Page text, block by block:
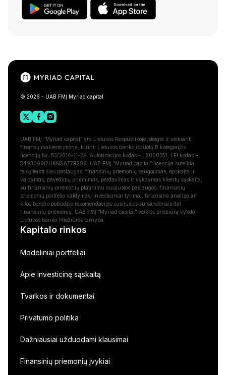
© 2026 - UAB FMĮ Myriad capital
UAB FMĮ “Myriad capital” yra Lietuvos Respublikoje įsteigta ir veikianti
finansų maklerio įmonė, turinti Lietuvos banko išduotą B kategorijos
licenciją Nr.:B3/2016-11-29. Autorizacijos kodas – LB000351, LEI kodas –
5493009I2UKNSA77R396. UAB FMĮ “Myriad capital” licencija suteikia
teisę teikti šias paslaugas: finansinių priemonių saugojimas, apskaita ir
valdymas, pavedimų priėmimas, perdavimas ir vykdymas klientų sąskaita,
su finansinių priemonių platinimu susijusios paslaugos, finansinių
priemonių portfelio valdymas, investiciniai tyrimai, finansinė analizė ar
kitos bendro pobūdžio rekomendacijos susijusios su sandoriais dėl
finansinių priemonių. UAB FMĮ “Myriad capital” veiklos priežiūrą vykdo
Lietuvos banko Priežiūros tarnyba.
Kapitalo rinkos
Modeliniai portfeliai
Apie investicinę sąskaitą
Tvarkos ir dokumentai
Privatumo politika
Dažniausiai užduodami klausimai
Finansinių priemonių įvykiai